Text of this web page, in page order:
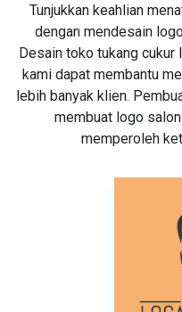
Tunjukkan keahlian
dengan mendesain
Desain toko tukang
kami dapat membantu
lebih banyak klien.
membuat logo
memperoleh